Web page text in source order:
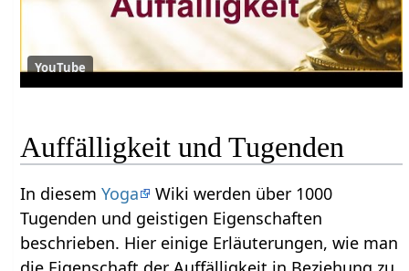
YouTube
Auffälligkeit und Tugenden
In diesemYoga
Wiki werden über 1000
Tugenden und geistigen Eigenschaften
beschrieben. Hier einige Erläuterungen, wie man